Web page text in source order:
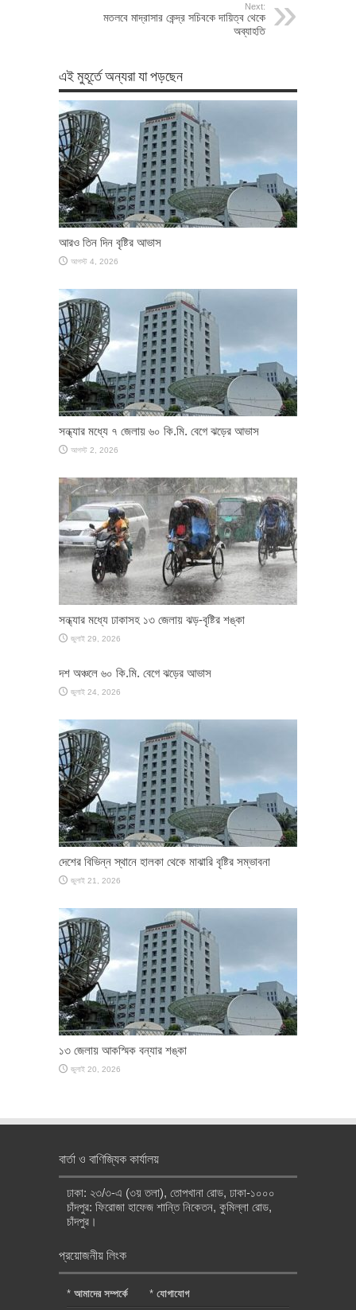
Next:
মতলবে মাদ্রাসার কেন্দ্র সচিবকে দায়িত্ব থেকে
অব্যাহতি
এই মুহূর্তে অন্যরা যা পড়ছেন
আরও তিন দিন বৃষ্টির আভাস
আগস্ট 4, 2026
সন্ধ্যার মধ্যে ৭ জেলায় ৬০ কি.মি. বেগে ঝড়ের আভাস
আগস্ট 2, 2026
সন্ধ্যার মধ্যে ঢাকাসহ ১৩ জেলায় ঝড়-বৃষ্টির শঙ্কা
জুলাই 29, 2026
দশ অঞ্চলে ৬০ কি.মি. বেগে ঝড়ের আভাস
জুলাই 24, 2026
দেশের বিভিন্ন স্থানে হালকা থেকে মাঝারি বৃষ্টির সম্ভাবনা
জুলাই 21, 2026
১৩ জেলায় আকস্মিক বন্যার শঙ্কা
জুলাই 20, 2026
বার্তা ও বাণিজ্যিক কার্যালয়
ঢাকা: ২৩/৩-এ (৩য় তলা), তোপখানা রোড, ঢাকা-১০০০
চাঁদপুর: ফিরোজা হাফেজ শান্তি নিকেতন, কুমিল্লা রোড,
চাঁদপুর।
প্রয়োজনীয় লিংক
* আমাদের সম্পর্কে * যোগাযোগ